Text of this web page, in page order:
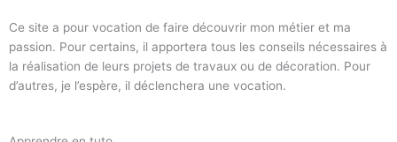
Ce site a pour vocation de faire découvrir mon métier et ma
passion. Pour certains, il apportera tous les conseils nécessaires à
la réalisation de leurs projets de travaux ou de décoration. Pour
d’autres, je l’espère, il déclenchera une vocation.